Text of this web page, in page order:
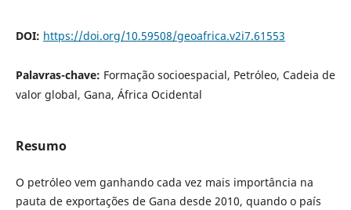
DOI: https://doi.org/10.59508/geoafrica.v2i7.61553
Palavras-chave: Formação socioespacial, Petróleo, Cadeia de
valor global, Gana, África Ocidental
Resumo
O petróleo vem ganhando cada vez mais importância na
pauta de exportações de Gana desde 2010, quando o país